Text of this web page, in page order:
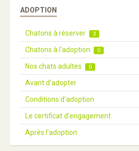
ADOPTION
Chatons à réserver 3
Chatons à l'adoption 0
Nos chats adultes 0
Avant d'adopter
Conditions d'adoption
Le certificat d'engagement
Après l'adoption